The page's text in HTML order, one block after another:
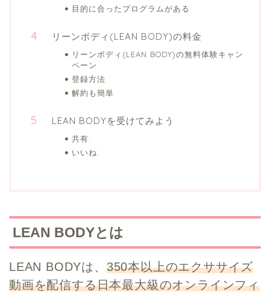
目的に合ったプログラムがある
リーンボディ(LEAN BODY)の料金
リーンボディ(LEAN BODY)の無料体験キャン
ペーン
登録方法
解約も簡単
LEAN BODYを受けてみよう
共有:
いいね:
LEAN BODYとは
LEAN BODYは、 350本以上のエクササイズ
動画を配信する日本最大級のオンラインフィ